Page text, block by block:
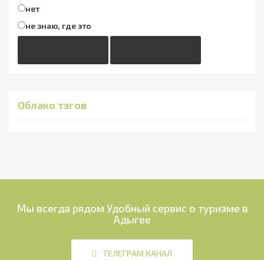
нет
не знаю, где это
Облако тэгов
Мы всегда рядом Удобный сервис о туризме в
Адыгее
ТЕЛЕГРАМ КАНАЛ